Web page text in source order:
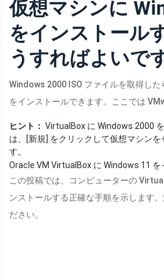
仮想マシンに
をインストール
うすればよいで
Windows 2000 ISO ファイルを取得し
をインストールできます。ここでは
ヒント： VirtualBox に Windows 2000
は、[新規] をクリックして仮想マシン
す。
Oracle VM VirtualBox に Windows 11
この投稿では、コンピューターの
ンストールする正確な手順を示します
ださい。